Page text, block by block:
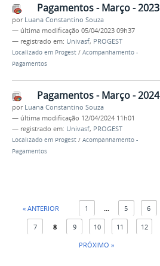
Pagamentos - Março - 2023
por Luana Constantino Souza
— última modificação 05/04/2023 09h37
— registrado em: Univasf, PROGEST
Localizado em Progest / Acompanhamento -
Pagamentos
Pagamentos - Março - 2024
por Luana Constantino Souza
— última modificação 12/04/2024 11h01
— registrado em: Univasf, PROGEST
Localizado em Progest / Acompanhamento -
Pagamentos
« ANTERIOR 1 ... 5 6
7 8 9 10 11
12
PRÓXIMO »